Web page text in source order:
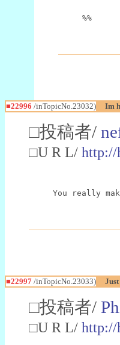
%%
■22996 /inTopicNo.23032) Im
□投稿者/
□U R L/ http://
You really
■22997 /inTopicNo.23033)
□投稿者/
□U R L/ http://